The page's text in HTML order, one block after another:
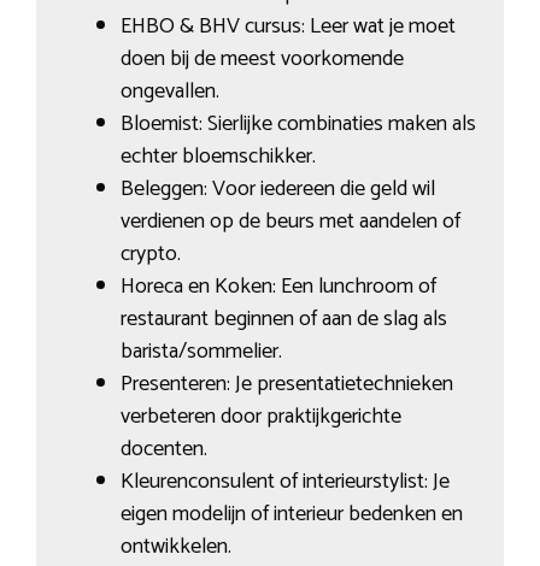
EHBO & BHV cursus: Leer wat je moet
doen bij de meest voorkomende
ongevallen.
Bloemist: Sierlijke combinaties maken als
echter bloemschikker.
Beleggen: Voor iedereen die geld wil
verdienen op de beurs met aandelen of
crypto.
Horeca en Koken: Een lunchroom of
restaurant beginnen of aan de slag als
barista/sommelier.
Presenteren: Je presentatietechnieken
verbeteren door praktijkgerichte
docenten.
Kleurenconsulent of interieurstylist: Je
eigen modelijn of interieur bedenken en
ontwikkelen.